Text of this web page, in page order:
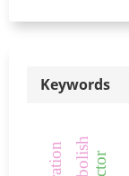
Keywords
abolish